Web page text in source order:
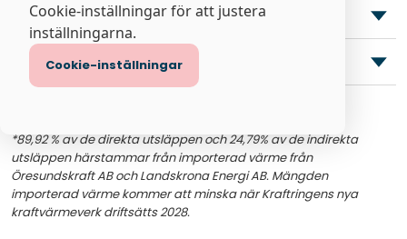
Gas
*89,92 % av de direkta utsläppen och 24,79% av de indirekta
utsläppen härstammar från importerad värme från
Öresundskraft AB och Landskrona Energi AB. Mängden
importerad värme kommer att minska när Kraftringens nya
kraftvärmeverk driftsätts 2028.
Cookie-inställningar för att justera
inställningarna.
Cookie-inställningar